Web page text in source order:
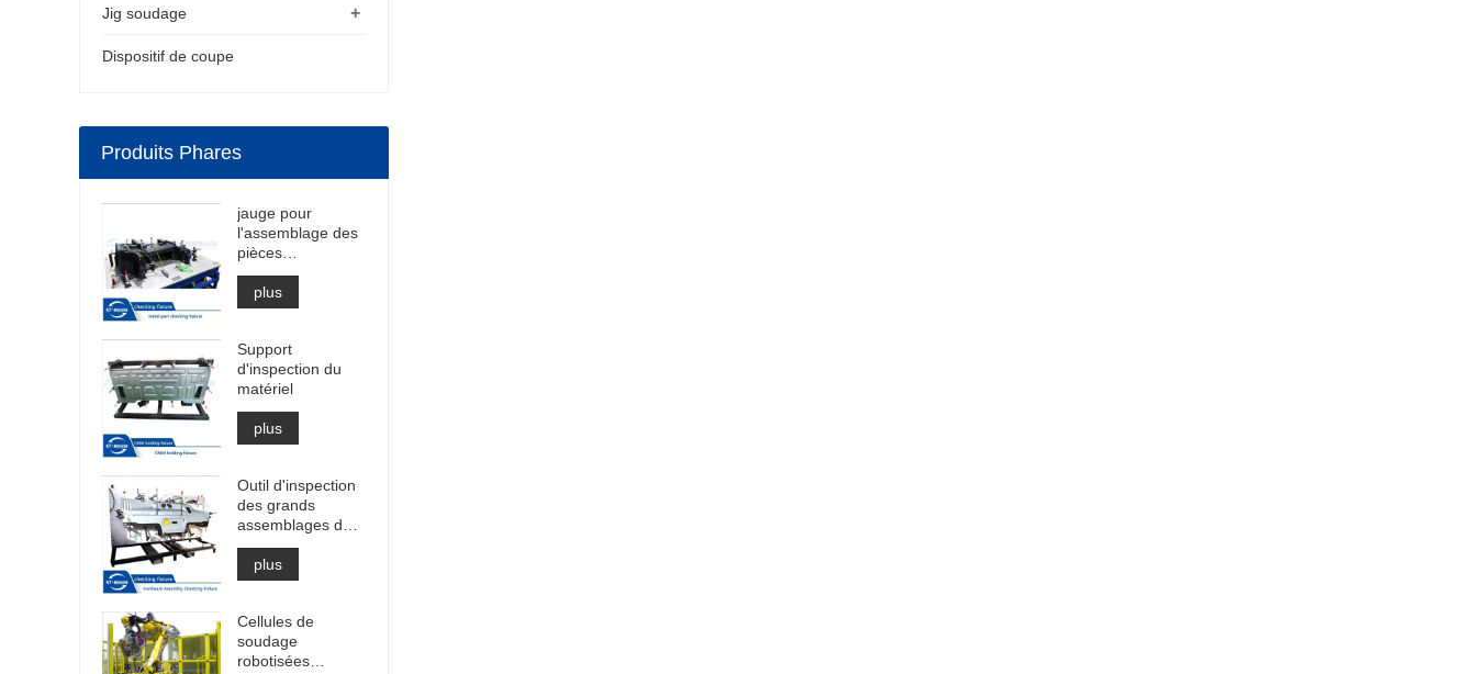
+
Jig soudage
Dispositif de coupe
Produits Phares
jauge pour
l'assemblage des
pièces
d'emboutissage
plus
Support
d'inspection du
matériel
plus
Outil d'inspection
des grands
assemblages de
matériel
plus
Cellules de
soudage
robotisées